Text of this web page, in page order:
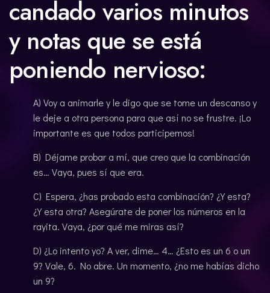
candado varios minutos
y notas que se está
poniendo nervioso:
A) Voy a animarle y le digo que se tome un descanso y
le deje a otra persona para que así no se frustre. ¡Lo
importante es que todos participemos!
B) Déjame probar a mí, que creo que la combinación
es… Vaya, pues sí que era.
C) Espera, ¿has probado esta combinación? ¿Y esta?
¿Y esta otra? Asegúrate de poner los números en la
rayita. Vaya, ¿por qué me miras así?
D) ¿Lo intento yo? A ver, dime… 4… ¿Esto es un 6 o un
9? Vale, 6. No abre. Un momento, ¿no me habías dicho
un 9?